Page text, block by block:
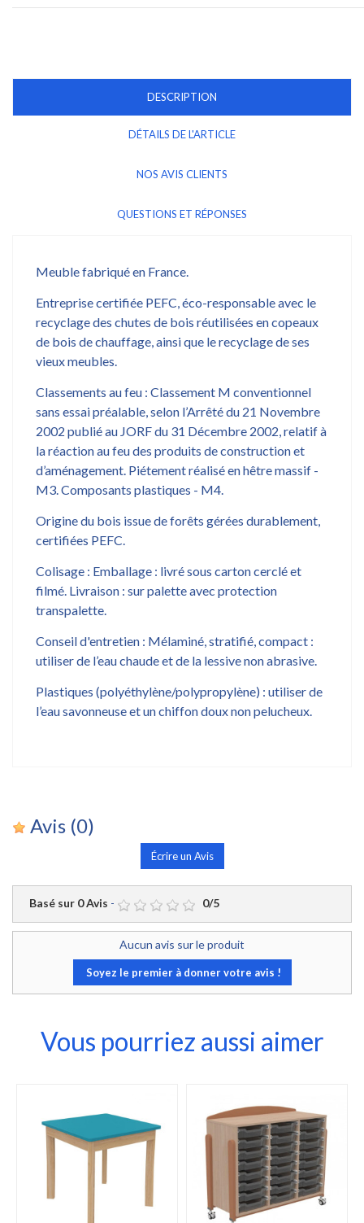
DESCRIPTION
DÉTAILS DE L'ARTICLE
NOS AVIS CLIENTS
QUESTIONS ET RÉPONSES
Meuble fabriqué en France.
Entreprise certifiée PEFC, éco-responsable avec le
recyclage des chutes de bois réutilisées en copeaux
de bois de chauffage, ainsi que le recyclage de ses
vieux meubles.
Classements au feu : Classement M conventionnel
sans essai préalable, selon l’Arrêté du 21 Novembre
2002 publié au JORF du 31 Décembre 2002, relatif à
la réaction au feu des produits de construction et
d’aménagement. Piétement réalisé en hêtre massif -
M3. Composants plastiques - M4.
Origine du bois issue de forêts gérées durablement,
certifiées PEFC.
Colisage : Emballage : livré sous carton cerclé et
filmé. Livraison : sur palette avec protection
transpalette.
Conseil d'entretien : Mélaminé, stratifié, compact :
utiliser de l’eau chaude et de la lessive non abrasive.
Plastiques (polyéthylène/polypropylène) : utiliser de
l’eau savonneuse et un chiffon doux non pelucheux.
Avis (0)
Écrire un Avis
Basé sur 0Avis - 0/5
Aucun avis sur le produit
Soyez le premier à donner votre avis !
Vous pourriez aussi aimer